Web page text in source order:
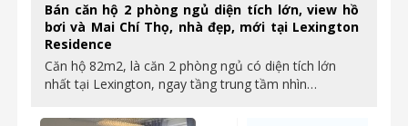
Bán căn hộ 2 phòng ngủ diện tích lớn, view hồ
bơi và Mai Chí Thọ, nhà đẹp, mới tại Lexington
Residence
Căn hộ 82m2, là căn 2 phòng ngủ có diện tích lớn
nhất tại Lexington, ngay tầng trung tầm nhìn…